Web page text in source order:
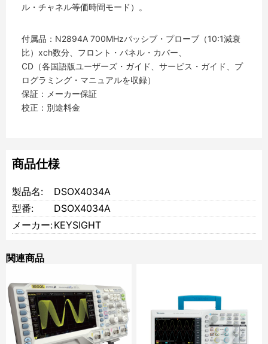
ル・チャネル等価時間モード）。
付属品：N2894A 700MHzパッシブ・プローブ（10:1減衰
比）xch数分、フロント・パネル・カバー、
CD（各国語版ユーザーズ・ガイド、サービス・ガイド、プ
ログラミング・マニュアルを収録）
保証：メーカー保証
校正：別途料金
商品仕様
製品名:
DSOX4034A
型番:
DSOX4034A
メーカー:KEYSIGHT
関連商品